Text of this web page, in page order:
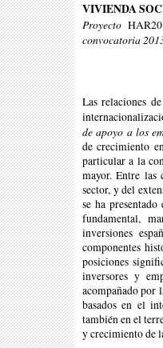
VIVIENDA
Proyecto
convocatoria
Las relaciones
de apoyo a los
de crecimiento
particular a la
mayor. Entre las
sector, y del
se ha
fundamental,
inversiones
componentes
posiciones
inversores y
acompañado por
basados en el
también en el
y crecimiento de